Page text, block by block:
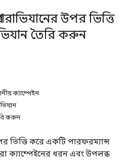
উপর ভিত্তি
তৈরি করুন
ক্যাম্পেইন
করুন
ভিত্তি করে একটি পারফরম্যান্স
ক্যাম্পেইনের ধরন এবং উপলব্ধ